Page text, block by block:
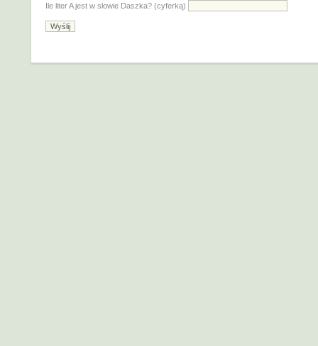
Ile liter A jest w słowie Daszka? (cyferką)